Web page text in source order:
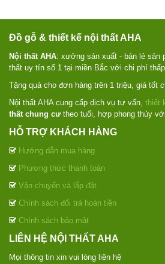
Đồ gỗ & thiết kế nội thất AHA
Nội thất AHA: xưởng sản xuất - bán lẻ sản
thất uy tín số 1 tại miền Bắc với chi phí
Tặng quà cho đơn hàng trên 1 triệu, giá tốt
Nội thất AHA cung cấp dịch vụ tư vấn, thiết
thất chung cưtheo tuổi, hợp phong thủy
HỖ TRỢ KHÁCH HÀNG
Hướng dẫn mua hàng
Phương thức thanh toán
Vận chuyển và lắp đặt
Chính sách đổi trả hoàn tiền
Chính sách bảo mật
LIÊN HỆ NỘI THẤT AHA
Mọi thông tin xin vui lòng liên hệ